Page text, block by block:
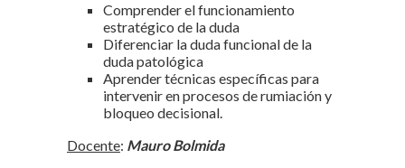
Comprender el funcionamiento
estratégico de la duda
Diferenciar la duda funcional de la
duda patológica
Aprender técnicas específicas para
intervenir en procesos de rumiación y
bloqueo decisional.
Docente: Mauro Bolmida